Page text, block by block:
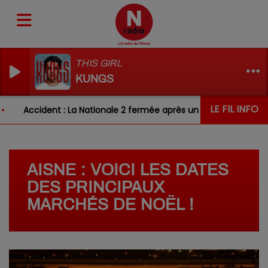
THIS GIRL
KUNGS
LE FIL INFO
Accident : La Nationale 2 fermée après un choc entre deux
AISNE : VOICI LES DATES
DES PRINCIPAUX
MARCHÉS DE NOËL !